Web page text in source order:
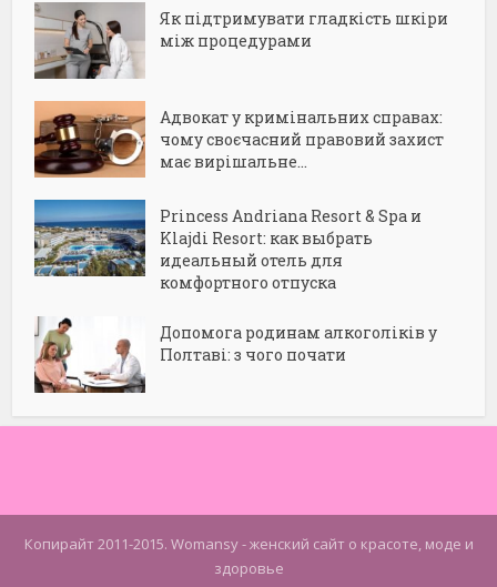
Як підтримувати гладкість шкіри
між процедурами
Адвокат у кримінальних справах:
чому своєчасний правовий захист
має вирішальне...
Princess Andriana Resort & Spa и
Klajdi Resort: как выбрать
идеальный отель для
комфортного отпуска
Допомога родинам алкоголіків у
Полтаві: з чого почати
Копирайт 2011-2015. Womansy - женский сайт о красоте, моде и
здоровье